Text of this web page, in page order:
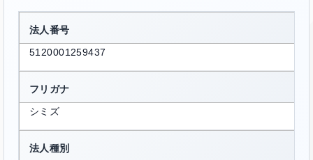
法人番号
5120001259437
フリガナ
シミズ
法人種別